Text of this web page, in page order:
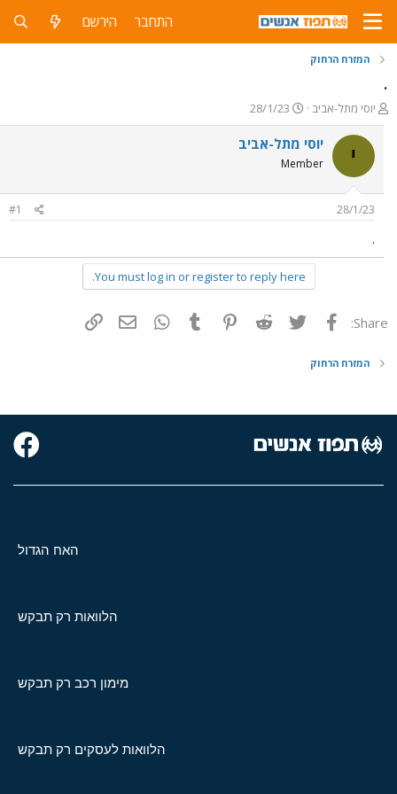
התחבר הירשם
המזרח הרחוק
.
פ
ו
ת
ח
ה
ש
יוסי מתל-אביב
פ
ו
ר
ם
ך
28/1/23
י יוסי מתל-אביב
Member
28/1/23
#1
.
You must log in or register to reply here.
Share: פייסבוק Twitter
Reddit
Pinterest
Tumblr
WhatsAppדואר אלקטרוני
המזרח הרחוק
האח הגדול
הלוואות רק תבקש
מימון רכב רק תבקש
הלוואות לעסקים רק תבקש